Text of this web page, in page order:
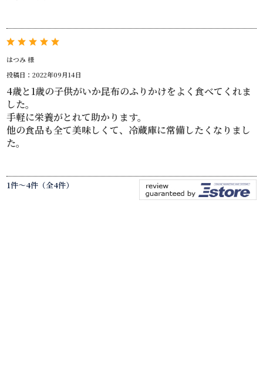
はつみ 様
投稿日：2022年09月14日
4歳と1歳の子供がいか昆布のふりかけをよく食べてくれま
した。
手軽に栄養がとれて助かります。
他の食品も全て美味しくて、冷蔵庫に常備したくなりまし
た。
1件～4件（全4件）